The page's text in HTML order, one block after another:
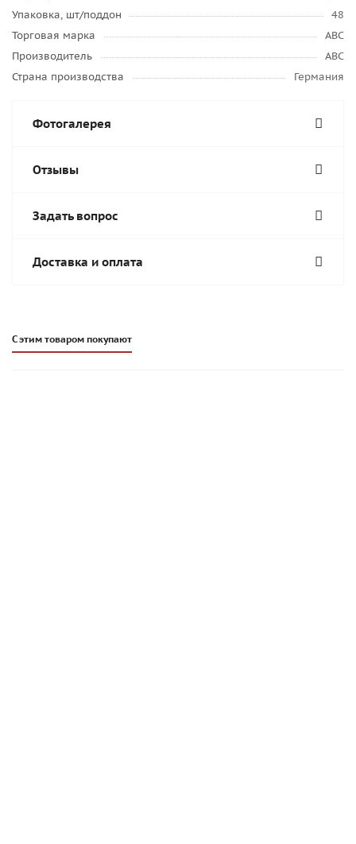
Упаковка, шт/поддон
48
Торговая марка
ABC
Производитель
ABC
Страна производства
Германия
Фотогалерея
Отзывы
Задать вопрос
Доставка и оплата
С этим товаром покупают